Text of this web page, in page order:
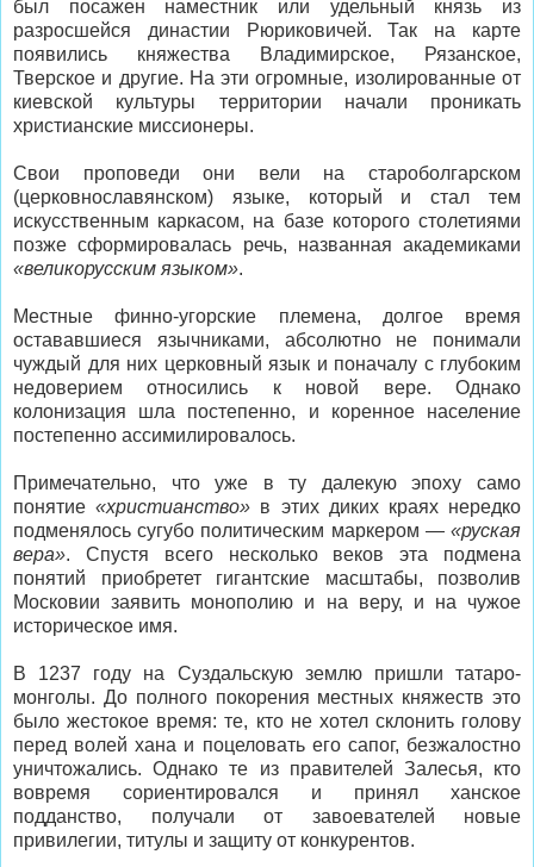
был посажен наместник или удельный князь из
разросшейся династии Рюриковичей. Так на карте
появились княжества Владимирское, Рязанское,
Тверское и другие. На эти огромные, изолированные от
киевской культуры территории начали проникать
христианские миссионеры.
Свои проповеди они вели на староболгарском
(церковнославянском) языке, который и стал тем
искусственным каркасом, на базе которого столетиями
позже сформировалась речь, названная академиками
«великорусским языком».
Местные финно-угорские племена, долгое время
остававшиеся язычниками, абсолютно не понимали
чуждый для них церковный язык и поначалу с глубоким
недоверием относились к новой вере. Однако
колонизация шла постепенно, и коренное население
постепенно ассимилировалось.
Примечательно, что уже в ту далекую эпоху само
понятие«христианство» в этих диких краях нередко
подменялось сугубо политическим маркером — «руская
вера». Спустя всего несколько веков эта подмена
понятий приобретет гигантские масштабы, позволив
Московии заявить монополию и на веру, и на чужое
историческое имя.
В 1237 году на Суздальскую землю пришли татаро-
монголы. До полного покорения местных княжеств это
было жестокое время: те, кто не хотел склонить голову
перед волей хана и поцеловать его сапог, безжалостно
уничтожались. Однако те из правителей Залесья, кто
вовремя сориентировался и принял ханское
подданство, получали от завоевателей новые
привилегии, титулы и защиту от конкурентов.